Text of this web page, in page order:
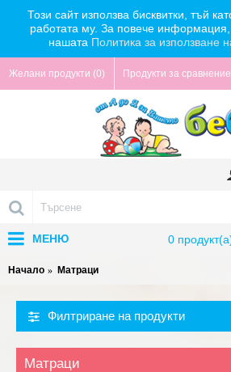
Този сайт използва бисквитки, тъй
работата му. За повече
нашата Политика за използване
Желани продукти (0) Продукти за сравнение
0
МЕНЮ
Начало Матраци
Филтриране на продукти
Матраци